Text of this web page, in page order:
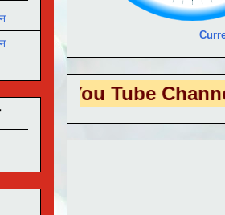
Tube Channel लाभेट